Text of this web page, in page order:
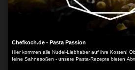
Chefkoch.de - Pasta Passion
Hier kommen alle Nudel-Liebhaber auf ihre Kosten!
feine Sahnesoßen - unsere Pasta-Rezepte bieten